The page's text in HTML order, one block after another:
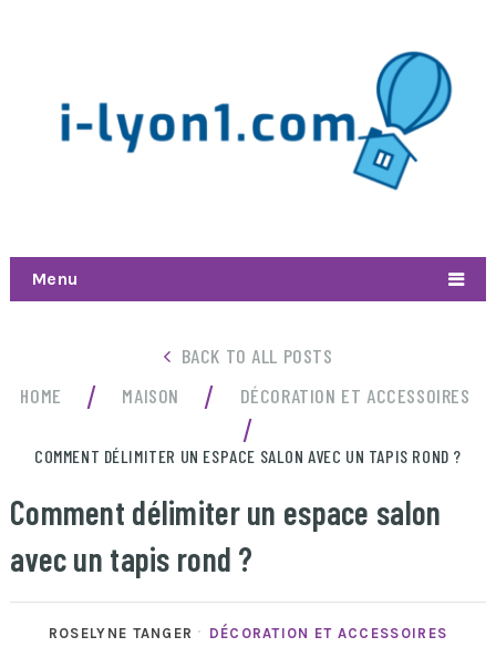
Menu
BACK TO ALL POSTS
HOME
/ MAISON / DÉCORATION ET ACCESSOIRES
/
COMMENT DÉLIMITER UN ESPACE SALON AVEC UN TAPIS ROND ?
Comment délimiter un espace salon
avec un tapis rond ?
ROSELYNE TANGER DÉCORATION ET ACCESSOIRES